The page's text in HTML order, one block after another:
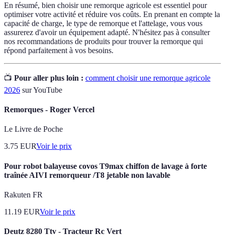
En résumé, bien choisir une remorque agricole est essentiel pour
optimiser votre activité et réduire vos coûts. En prenant en compte la
capacité de charge, le type de remorque et l'attelage, vous vous
assurerez d'avoir un équipement adapté. N'hésitez pas à consulter
nos recommandations de produits pour trouver la remorque qui
répond parfaitement à vos besoins.
📺 Pour aller plus loin : comment choisir une remorque agricole
2026 sur YouTube
Remorques - Roger Vercel
Le Livre de Poche
3.75 EURVoir le prix
Pour robot balayeuse covos T9max chiffon de lavage à forte
traînée AIVI remorqueur /T8 jetable non lavable
Rakuten FR
11.19 EURVoir le prix
Deutz 8280 Ttv - Tracteur Rc Vert